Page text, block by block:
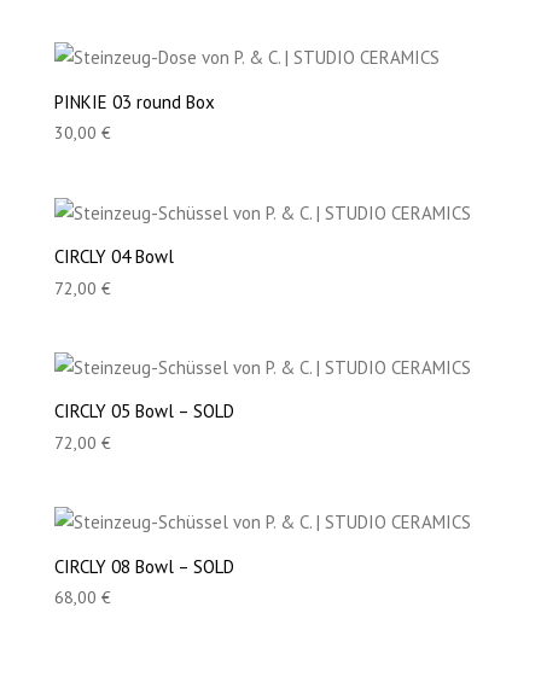
PINKIE 03 round Box
30,00 €
CIRCLY 04 Bowl
72,00 €
CIRCLY 05 Bowl – SOLD
72,00 €
CIRCLY 08 Bowl – SOLD
68,00 €